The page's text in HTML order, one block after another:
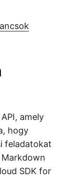
amely
hogy
feladatokat
SDK for